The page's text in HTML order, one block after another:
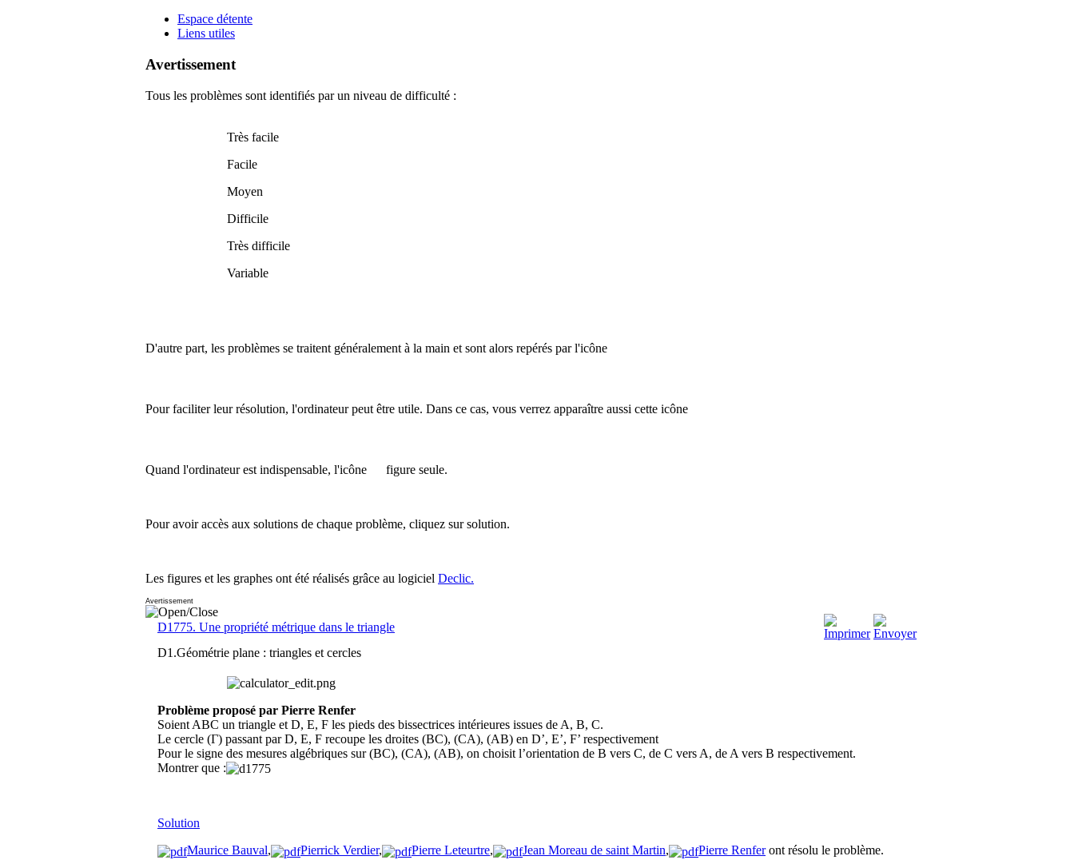
Espace détente
Liens utiles
Avertissement
Tous les problèmes sont identifiés par un niveau de difficulté :
Très facile
Facile
Moyen
Difficile
Très difficile
Variable
D'autre part, les problèmes se traitent généralement à la main et sont alors repérés par l'icône
Pour faciliter leur résolution, l'ordinateur peut être utile. Dans ce cas, vous verrez apparaître aussi cette icône
Quand l'ordinateur est indispensable, l'icône figure seule.
Pour avoir accès aux solutions de chaque problème, cliquez sur solution.
Les figures et les graphes ont été réalisés grâce au logiciel Declic.
Avertissement
D1775. Une propriété métrique dans le triangle
D1.Géométrie plane : triangles et cercles
Problème proposé par Pierre Renfer
Soient ABC un triangle et D, E, F les pieds des bissectrices intérieures issues de A, B, C.
Le cercle (Γ) passant par D, E, F recoupe les droites (BC), (CA), (AB) en D’, E’, F’ respectivement
Pour le signe des mesures algébriques sur (BC), (CA), (AB), on choisit l’orientation de B vers C, de C vers A, de A vers B respectivement.
Montrer que :
Solution
Maurice Bauval, Pierrick Verdier, Pierre Leteurtre, Jean Moreau de saint Martin, Pierre Renferont résolu le problème.